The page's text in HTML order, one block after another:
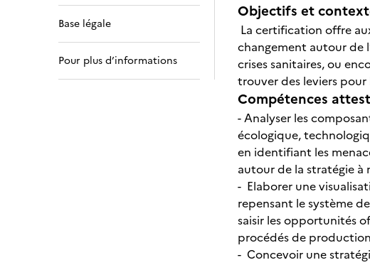
Base légale
Pour plus d’informations
Objectifs et
La certification offre
changement autour de
crises sanitaires, ou
trouver des leviers
Compétences
- Analyser les
écologique,
en identifiant les
autour de la stratégie
- Elaborer une
repensant le système
saisir les opportunités
procédés de production
- Concevoir une